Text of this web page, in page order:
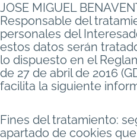
JOSE MIGUEL
Responsable del
personales del
estos datos serán
lo dispuesto en el
de 27 de abril de 2016
facilita la siguiente
Fines del tratamiento:
apartado de cookies